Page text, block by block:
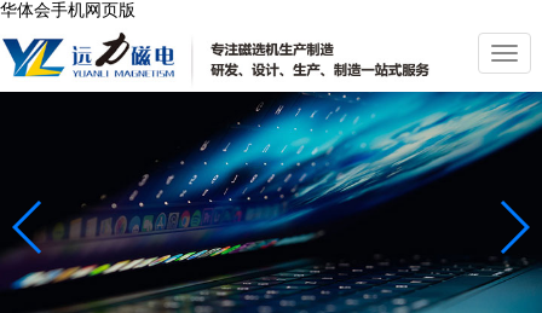
华体会手机网页版
切
换
导
航